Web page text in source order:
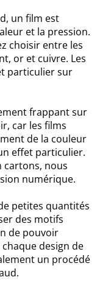
un film est
et la pression.
choisir entre les
or et cuivre. Les
particulier sur
frappant sur
car les films
de la couleur
effet particulier.
cartons, nous
numérique.
petites quantités
des motifs
de pouvoir
design de
un procédé